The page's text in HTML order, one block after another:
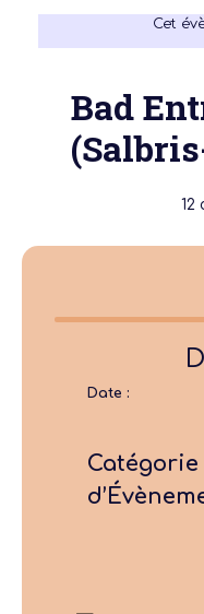
Cet
Bad
12
Date :
Catégorie